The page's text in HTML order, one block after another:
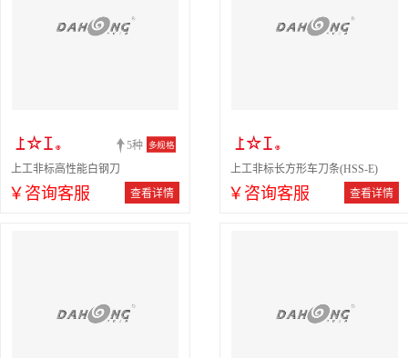
5种 多规格
上工非标高性能白钢刀
￥咨询客服 查看详情
上工非标长方形车刀条(HSS-E)
￥咨询客服 查看详情